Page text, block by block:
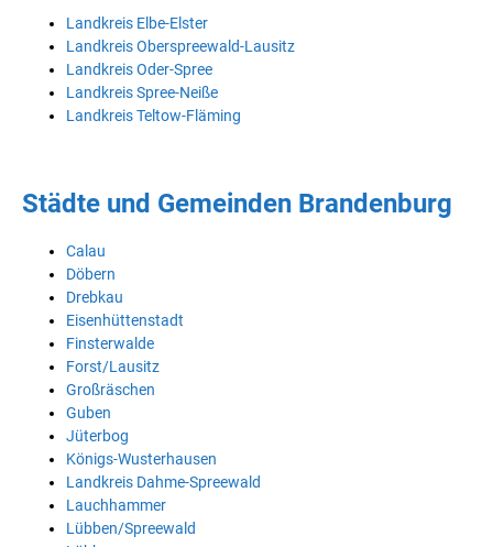
Landkreis Elbe-Elster
Landkreis Oberspreewald-Lausitz
Landkreis Oder-Spree
Landkreis Spree-Neiße
Landkreis Teltow-Fläming
Städte und Gemeinden Brandenburg
Calau
Döbern
Drebkau
Eisenhüttenstadt
Finsterwalde
Forst/Lausitz
Großräschen
Guben
Jüterbog
Königs-Wusterhausen
Landkreis Dahme-Spreewald
Lauchhammer
Lübben/Spreewald